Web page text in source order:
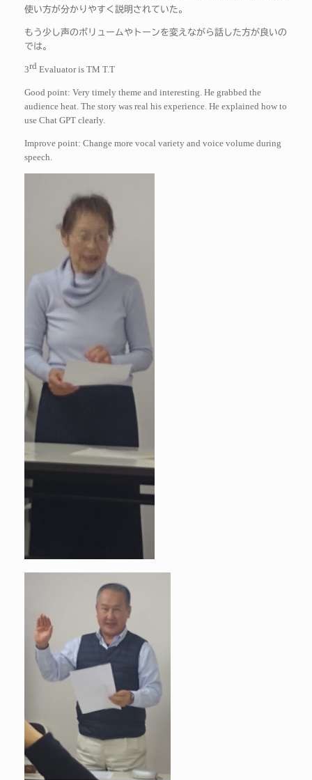
使い方が分かりやすく説明されていた。
もう少し声のボリュームやトーンを変えながら話した方が良いの
では。
3rd Evaluator is TM T.T
Good point: Very timely theme and interesting. He grabbed the
audience heat. The story was real his experience. He explained how to
use Chat GPT clearly.
Improve point: Change more vocal variety and voice volume during
speech.